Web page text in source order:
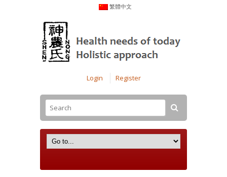
繁體中文
Login Register